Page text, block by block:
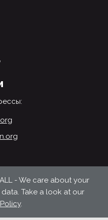
- We care about your
Take a look at our
.